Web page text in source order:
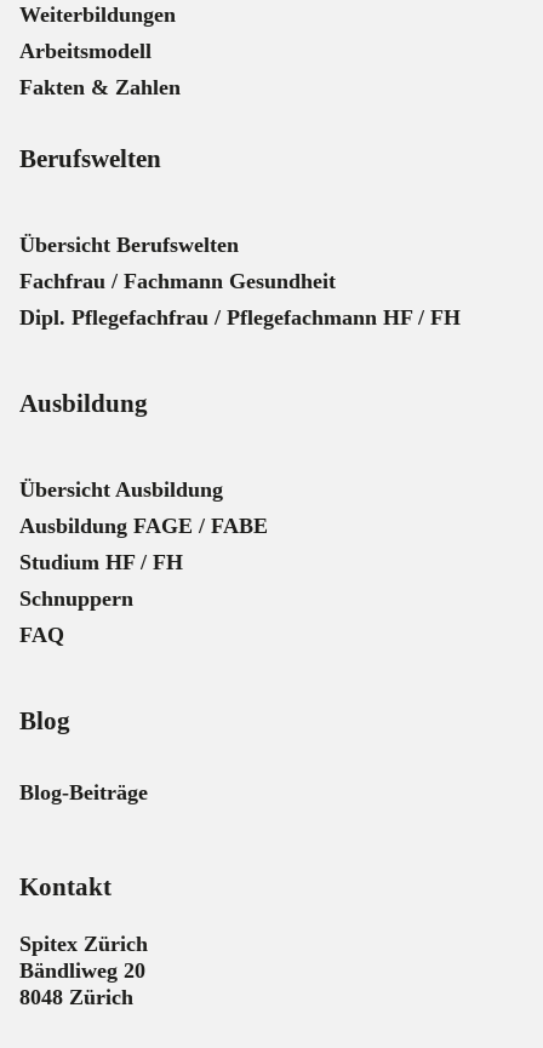
Weiterbildungen
Arbeitsmodell
Fakten & Zahlen
Berufswelten
Übersicht Berufswelten
Fachfrau / Fachmann Gesundheit
Dipl. Pflegefachfrau / Pflegefachmann HF / FH
Ausbildung
Übersicht Ausbildung
Ausbildung FAGE / FABE
Studium HF / FH
Schnuppern
FAQ
Blog
Blog-Beiträge
Kontakt
Spitex Zürich
Bändliweg 20
8048 Zürich